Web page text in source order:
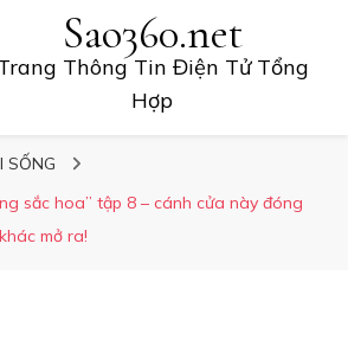
Sao360.net
Thông Tin Điện Tử Tổng
Hợp
SỐNG
sắc hoa” tập 8 – cánh cửa này đóng
mở ra!